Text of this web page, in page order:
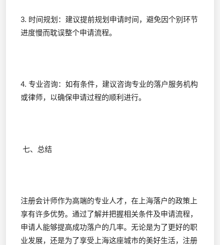
3. 时间规划：建议提前规划申请时间，避免因个别环节
进度慢而耽误整个申请流程。
4. 专业咨询：如有条件，建议咨询专业的落户服务机构
或律师，以确保申请过程的顺利进行。
七、总结
注册会计师作为高端的专业人才，在上海落户的政策上
享有许多优势。通过了解并把握相关条件及申请流程，
申请人能够提高成功落户的几率。无论是为了更好的职
业发展，还是为了享受上海这座城市的美好生活，注册